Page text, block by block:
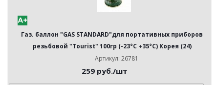
Газ. баллон "GAS STANDARD"для портативных приборов
резьбовой "Tourist" 100гр (-23°С +35°С) Корея (24)
Артикул: 26781
259 руб./шт